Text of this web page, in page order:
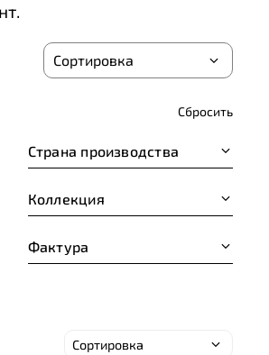
Сбросить
Страна производства
Коллекция
Фактура